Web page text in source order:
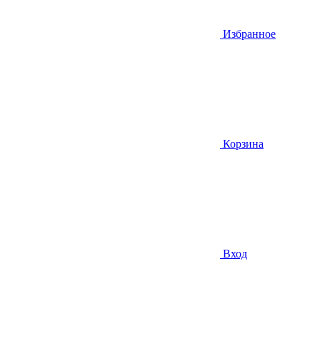
Избранное
Корзина
Вход